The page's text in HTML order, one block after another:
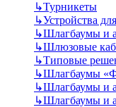
↳Турникеты
↳Устройства
↳Шлагбаумы и
↳Шлюзовые
↳Типовые
↳Шлагбаумы
↳Шлагбаумы и
↳Шлагбаумы и